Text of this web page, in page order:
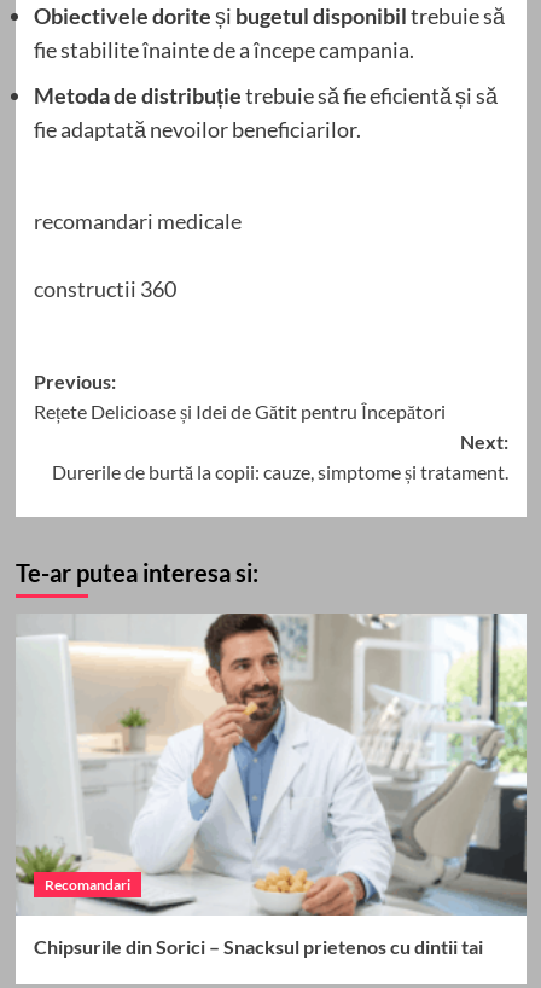
Obiectivele doriteși bugetul disponibiltrebuie să
fie stabilite înainte de a începe campania.
Metoda de distribuțietrebuie să fie eficientă și să
fie adaptată nevoilor beneficiarilor.
recomandari medicale
constructii 360
Post
navigation
Previous:
Rețete Delicioase și Idei de Gătit pentru Începători
Next:
Durerile de burtă la copii: cauze, simptome și tratament.
Te-ar putea interesa si:
Recomandari
Chipsurile din Sorici – Snacksul prietenos cu dintii tai